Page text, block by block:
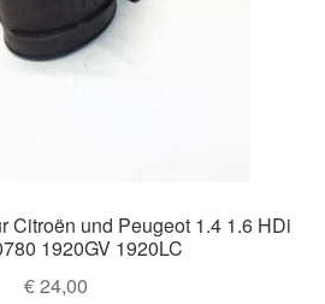
Citroën und Peugeot 1.4 1.6 HDi
1920GV 1920LC
€24,00